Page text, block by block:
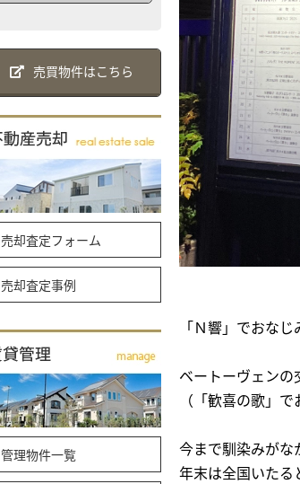
「Ｎ響」でおな
ベートーヴェンの
（「歓喜の歌」
今まで馴染みがな
年末は全国いたる
売買物件はこちら
売却査定フォーム
売却査定事例
管理物件一覧